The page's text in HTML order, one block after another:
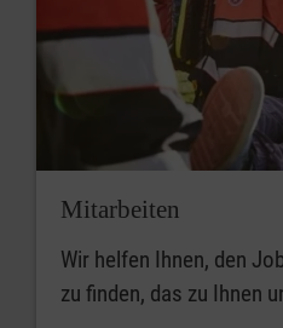
Mitarbeiten
Wir helfen Ihnen, den
zu finden, das zu Ihnen